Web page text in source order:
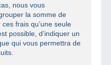
nous vous
la somme de
frais qu’une seule
possible, d’indiquer un
qui vous permettra de